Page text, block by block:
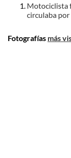
Motociclista
circulaba
Fotografías más